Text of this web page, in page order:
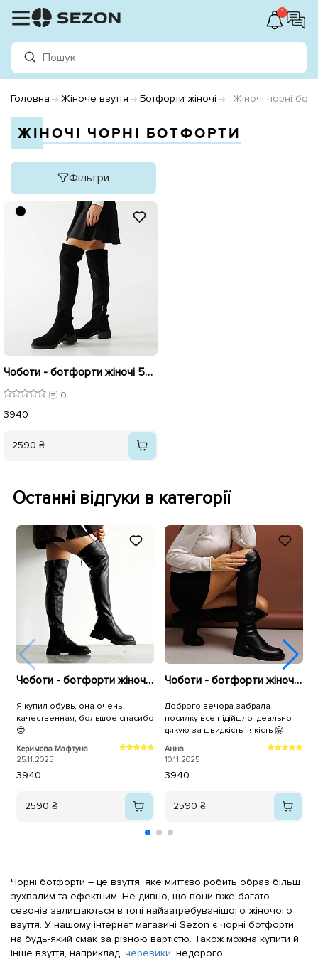
1
Головна Жіноче взуття Ботфорти жіночі Жіночі чорні
ЖІНОЧІ ЧОРНІ БОТФОРТИ
Фільтри
Чоботи - ботфорти жіночі 592940 Чорні
0
3940
2590 ₴
Останні відгуки в категорії
Чоботи - ботфорти жіночі утеплені байка хутро 593409 Чорні
Я купил обувь, она очень
качественная, большое спасибо
😍
Керимова Мафтуна
25.11.2025
3940
2590 ₴
Чоботи - ботфорти жіночі утеплені 592941 Чорні
Доброго вечора забрала
посилку все підійшло ідеально
дякую за швидкість і якість 🤗
Анна
10.11.2025
3940
2590 ₴
Чорні ботфорти – це взуття, яке миттєво робить образ більш
зухвалим та ефектним. Не дивно, що вони вже багато
сезонів залишаються в топі найзатребуванішого жіночого
взуття. У нашому інтернет магазині Sezon є чорні ботфорти
на будь-який смак за різною вартістю. Також можна купити й
інше взуття, наприклад, черевики, недорого.